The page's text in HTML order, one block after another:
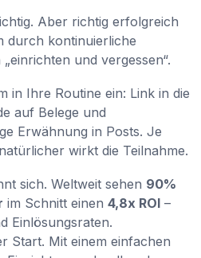
Aber richtig erfolgreich
durch kontinuierliche
und vergessen“.
in Ihre Routine ein: Link in die
auf Belege und
Erwähnung in Posts. Je
wirkt die Teilnahme.
sich. Weltweit sehen 90%
im Schnitt einen 4,8x ROI –
Einlösungsraten.
Start. Mit einem einfachen